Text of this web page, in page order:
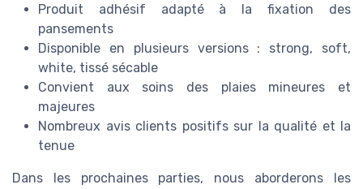
Produit adhésif adapté à la fixation des
pansements
Disponible en plusieurs versions : strong, soft,
white, tissé sécable
Convient aux soins des plaies mineures et
majeures
Nombreux avis clients positifs sur la qualité et la
tenue
Dans les prochaines parties, nous aborderons les